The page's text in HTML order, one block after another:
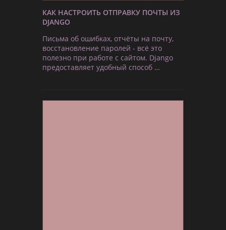
КАК НАСТРОИТЬ ОТПРАВКУ ПОЧТЫ ИЗ
DJANGO
Письма об ошибках, отчёты на почту,
восстановление паролей - всё это
полезно при работе с сайтом. Django
предоставляет удобный способ …